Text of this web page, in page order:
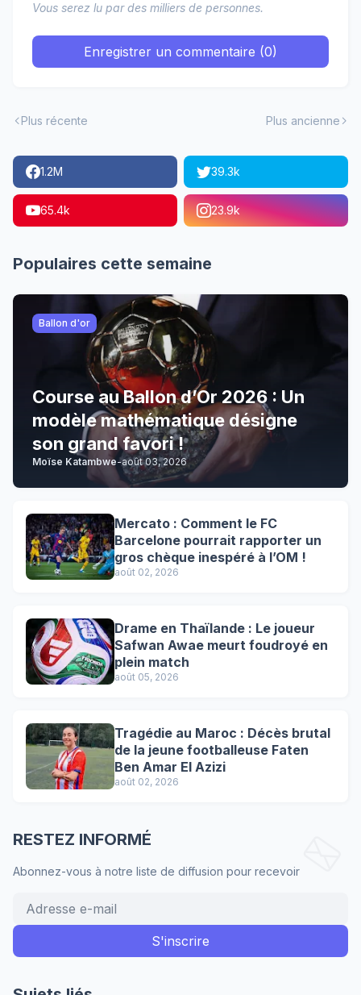
Vous serez lu par des milliers de personnes.
Enregistrer un commentaire (0)
Plus récente Plus ancienne
1.2M 39.3k
65.4k 23.9k
Populaires cette semaine
Ballon d'or
Course au Ballon d’Or 2026 : Un
modèle mathématique désigne
son grand favori !
Moïse Katambwe-août 03, 2026
Mercato : Comment le FC
Barcelone pourrait rapporter un
gros chèque inespéré à l’OM !
août 02, 2026
Drame en Thaïlande : Le joueur
Safwan Awae meurt foudroyé en
plein match
août 05, 2026
Tragédie au Maroc : Décès brutal
de la jeune footballeuse Faten
Ben Amar El Azizi
août 02, 2026
RESTEZ INFORMÉ
Abonnez-vous à notre liste de diffusion pour recevoir